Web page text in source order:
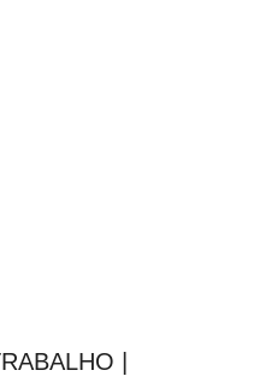
|